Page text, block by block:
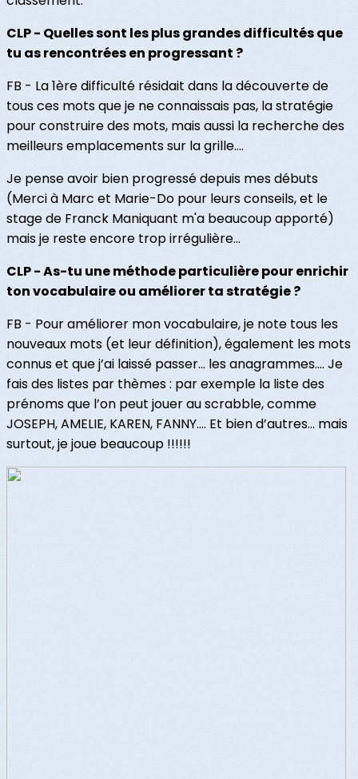
CLP - Quelles sont les plus grandes difficultés que
tu as rencontrées en progressant ?
FB - La 1ère difficulté résidait dans la découverte de
tous ces mots que je ne connaissais pas, la stratégie
pour construire des mots, mais aussi la recherche des
meilleurs emplacements sur la grille….
Je pense avoir bien progressé depuis mes débuts
(Merci à Marc et Marie-Do pour leurs conseils, et le
stage de Franck Maniquant m'a beaucoup apporté)
mais je reste encore trop irrégulière…
CLP - As-tu une méthode particulière pour enrichir
ton vocabulaire ou améliorer ta stratégie ?
FB - Pour améliorer mon vocabulaire, je note tous les
nouveaux mots (et leur définition), également les mots
connus et que j’ai laissé passer… les anagrammes…. Je
fais des listes par thèmes : par exemple la liste des
prénoms que l’on peut jouer au scrabble, comme
JOSEPH, AMELIE, KAREN, FANNY…. Et bien d’autres… mais
surtout, je joue beaucoup !!!!!!